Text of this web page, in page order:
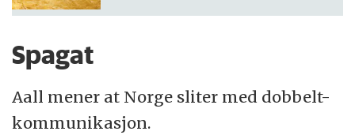
Spagat
Aall mener at Norge sliter med dobbelt-
kommunikasjon.